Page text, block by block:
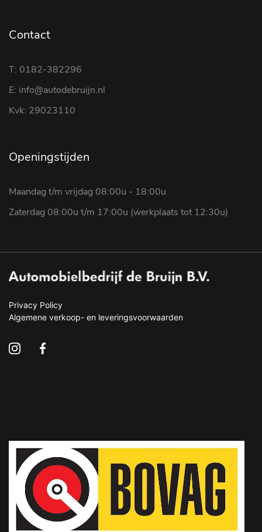
Contact
T: 0182-382296
E: info@autodebruijn.nl
Kvk: 29023110
Openingstijden
Maandag t/m vrijdag 08:00u - 18:00u
Zaterdag 08:00u t/m 17:00u (werkplaats tot 12:30u)
Privacy Policy
Algemene verkoop- en leveringsvoorwaarden